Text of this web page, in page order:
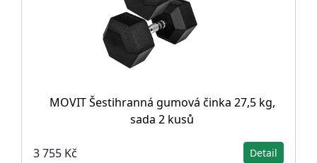
MOVIT Šestihranná gumová činka 27,5 kg,
sada 2 kusů
3 755 Kč Detail